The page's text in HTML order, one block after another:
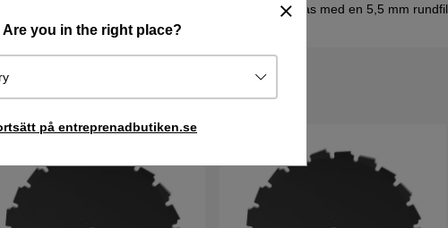
Are you in the right place?
på entreprenadbutiken.se
Klingan kan skärpas i en bänkslipmaskin eller filas med en 5,5 mm rundfil.